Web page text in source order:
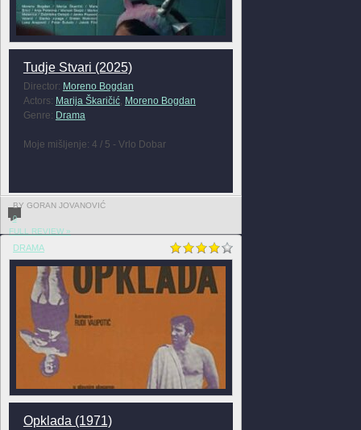
Tudje Stvari (2025)
Director: Moreno Bogdan
Actors: Marija Škaričić, Moreno Bogdan
Genre: Drama
Moje mišljenje: 4 / 5 - Vrlo Dobar
BY GORAN JOVANOVIĆ
0
FULL REVIEW »
DRAMA
Opklada (1971)